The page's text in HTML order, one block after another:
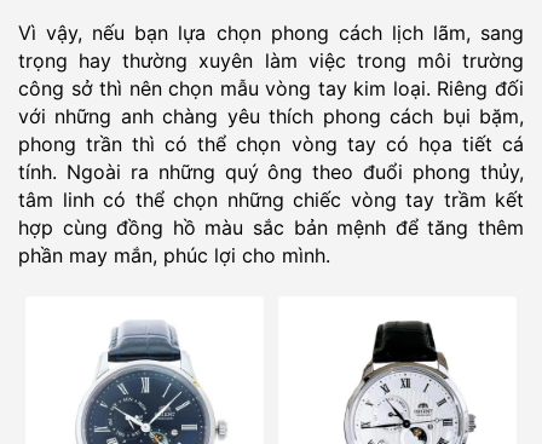
Vì vậy, nếu bạn lựa chọn phong cách lịch lãm, sang
trọng hay thường xuyên làm việc trong môi trường
công sở thì nên chọn mẫu vòng tay kim loại. Riêng đối
với những anh chàng yêu thích phong cách bụi bặm,
phong trần thì có thể chọn vòng tay có họa tiết cá
tính. Ngoài ra những quý ông theo đuổi phong thủy,
tâm linh có thể chọn những chiếc vòng tay trầm kết
hợp cùng đồng hồ màu sắc bản mệnh để tăng thêm
phần may mắn, phúc lợi cho mình.